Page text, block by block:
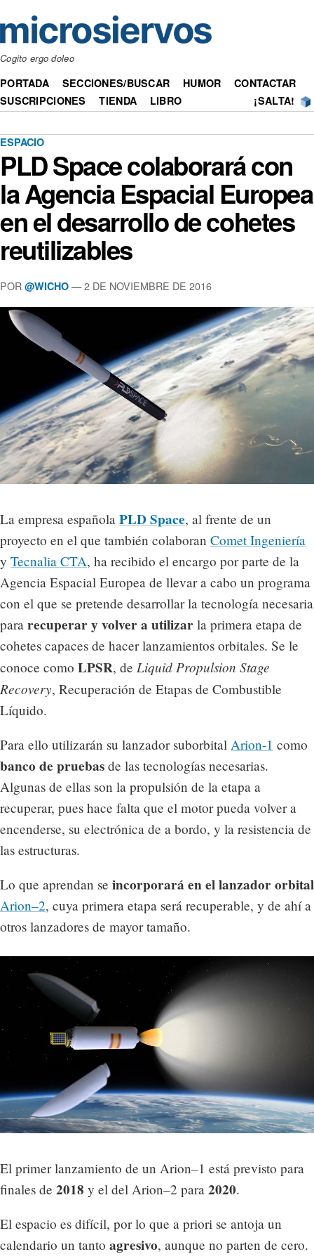
Cogito ergo doleo
PORTADA SECCIONES/BUSCAR HUMOR
CONTACTAR
SUSCRIPCIONES
TIENDA LIBRO ¡SALTA!
ESPACIO
PLD Space colaborará con
la Agencia Espacial Europea
en el desarrollo de cohetes
reutilizables
POR @WICHO — 2 DE NOVIEMBRE DE 2016
La empresa española PLD Space, al frente de un
proyecto en el que también colaboran Comet Ingeniería
y Tecnalia CTA, ha recibido el encargo por parte de la
Agencia Espacial Europea de llevar a cabo un programa
con el que se pretende desarrollar la tecnología necesaria
para recuperar y volver a utilizar la primera etapa de
cohetes capaces de hacer lanzamientos orbitales. Se le
conoce como LPSR, de Liquid Propulsion Stage
Recovery, Recuperación de Etapas de Combustible
Líquido.
Para ello utilizarán su lanzador suborbital Arion-1 como
banco de pruebas de las tecnologías necesarias.
Algunas de ellas son la propulsión de la etapa a
recuperar, pues hace falta que el motor pueda volver a
encenderse, su electrónica de a bordo, y la resistencia de
las estructuras.
Lo que aprendan se incorporará en el lanzador orbital
Arion–2, cuya primera etapa será recuperable, y de ahí a
otros lanzadores de mayor tamaño.
El primer lanzamiento de un Arion–1 está previsto para
finales de 2018 y el del Arion–2 para 2020.
El espacio es difícil, por lo que a priori se antoja un
calendario un tanto agresivo, aunque no parten de cero.